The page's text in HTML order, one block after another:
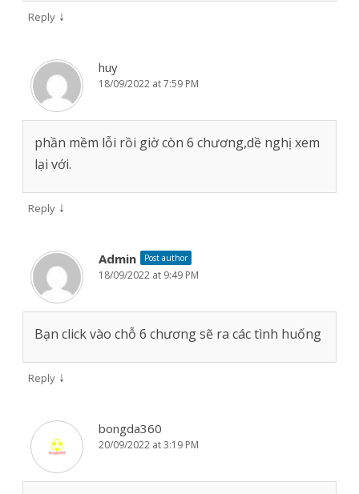
Reply ↓
huy
18/09/2022 at 7:59 PM
phần mềm lỗi rồi giờ còn 6 chương,dề nghị xem
lại với.
Reply ↓
Admin Post author
18/09/2022 at 9:49 PM
Bạn click vào chỗ 6 chương sẽ ra các tình huống
Reply ↓
bongda360
20/09/2022 at 3:19 PM